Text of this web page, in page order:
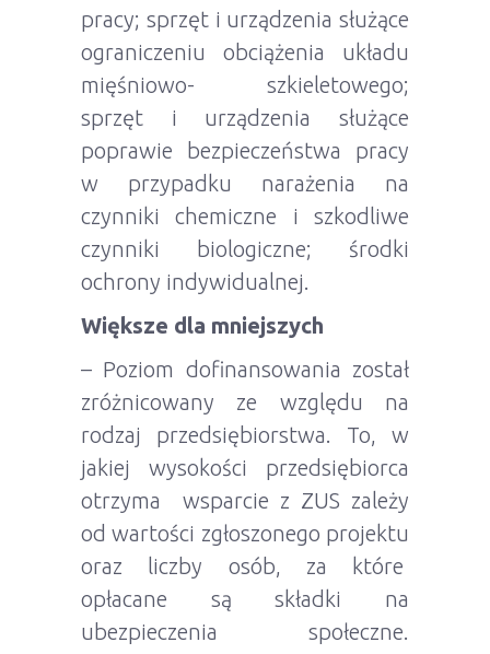
pracy; sprzęt i urządzenia służące
ograniczeniu obciążenia układu
mięśniowo- szkieletowego;
sprzęt i urządzenia służące
poprawie bezpieczeństwa pracy
w przypadku narażenia na
czynniki chemiczne i szkodliwe
czynniki biologiczne; środki
ochrony indywidualnej.
Większe dla mniejszych
– Poziom dofinansowania został
zróżnicowany ze względu na
rodzaj przedsiębiorstwa. To, w
jakiej wysokości przedsiębiorca
otrzyma wsparcie z ZUS zależy
od wartości zgłoszonego projektu
oraz liczby osób, za które
opłacane są składki na
ubezpieczenia społeczne.